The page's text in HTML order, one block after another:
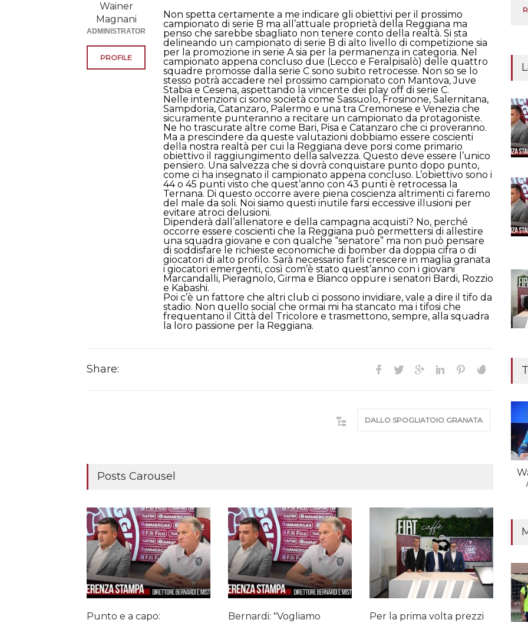
Non spetta certamente a me indicare gli obiettivi per il prossimo
campionato di serie B ma all’attuale proprietà della Reggiana ma
penso che sarebbe sbagliato non tenere conto della realtà. Si sta
delineando un campionato di serie B di alto livello di competizione sia
per la promozione in serie A sia per la permanenza in categoria. Nel
campionato appena concluso due (Lecco e Feralpisalò) delle quattro
squadre promosse dalla serie C sono subito retrocesse. Non so se lo
stesso potrà accadere nel prossimo campionato con Mantova, Juve
Stabia e Cesena, aspettando la vincente dei play off di serie C.
Nelle intenzioni ci sono società come Sassuolo, Frosinone, Salernitana,
Sampdoria, Catanzaro, Palermo e una tra Cremonese e Venezia che
sicuramente punteranno a recitare un campionato da protagoniste.
Ne ho trascurate altre come Bari, Pisa e Catanzaro che ci proveranno.
Ma a prescindere da queste valutazioni dobbiamo essere coscienti
della nostra realtà per cui la Reggiana deve porsi come primario
obiettivo il raggiungimento della salvezza. Questo deve essere l’unico
pensiero. Una salvezza che si dovrà conquistare punto dopo punto,
come ci ha insegnato il campionato appena concluso. L’obiettivo sono i
44 o 45 punti visto che quest’anno con 43 punti è retrocessa la
Ternana. Di questo occorre avere piena coscienza altrimenti ci faremo
del male da soli. Noi siamo questi inutile farsi eccessive illusioni per
evitare atroci delusioni.
Dipenderà dall’allenatore e della campagna acquisti? No, perché
occorre essere coscienti che la Reggiana può permettersi di allestire
una squadra giovane e con qualche “senatore” ma non può pensare
di soddisfare le richieste economiche di bomber da doppia cifra o di
giocatori di alto profilo. Sarà necessario farli crescere in maglia granata
i giocatori emergenti, così com’è stato quest’anno con i giovani
Marcandalli, Pieragnolo, Girma e Bianco oppure i senatori Bardi, Rozzio
e Kabashi.
Poi c’è un fattore che altri club ci possono invidiare, vale a dire il tifo da
stadio. Non quello social che ormai mi ha stancato ma i tifosi che
frequentano il Città del Tricolore e trasmettono, sempre, alla squadra
la loro passione per la Reggiana.
Wainer
Magnani
ADMINISTRATOR
PROFILE
Share:
DALLO SPOGLIATOIO GRANATA
Posts Carousel
Punto e a capo:
Bernardi: "Vogliamo
Per la prima volta prezzi
Il